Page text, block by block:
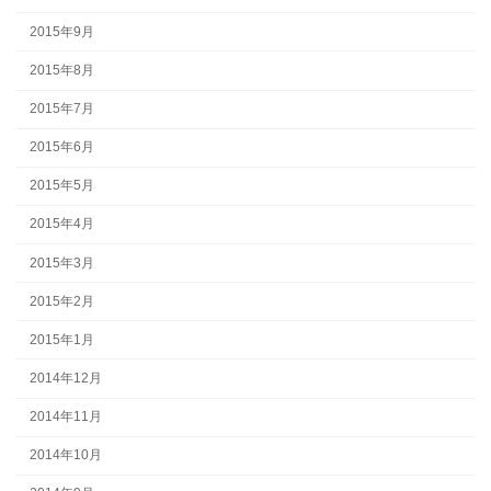
2015年9月
2015年8月
2015年7月
2015年6月
2015年5月
2015年4月
2015年3月
2015年2月
2015年1月
2014年12月
2014年11月
2014年10月